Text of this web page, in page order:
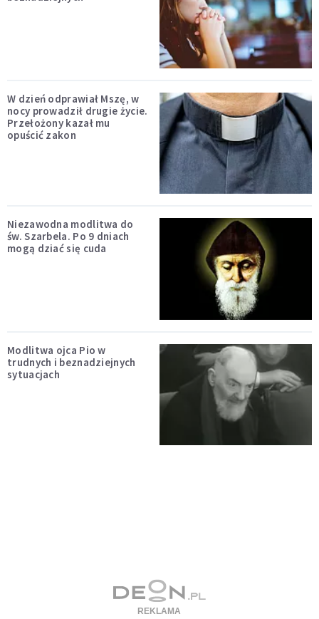
W dzień odprawiał Mszę, w
nocy prowadził drugie życie.
Przełożony kazał mu
opuścić zakon
Niezawodna modlitwa do
św. Szarbela. Po 9 dniach
mogą dziać się cuda
Modlitwa ojca Pio w
trudnych i beznadziejnych
sytuacjach